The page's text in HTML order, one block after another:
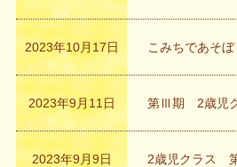
2023年10月17日 こみちであそぼ
2023年9月11日 第Ⅲ期 2歳児
2023年9月9日 2歳児クラス